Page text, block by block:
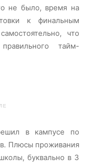
не было, время на
к финальным
что
тайм-
в кампусе по
Плюсы проживания
буквально в 3